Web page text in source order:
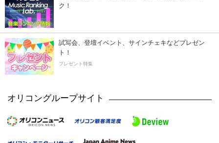
ク！
試写会、登壇イベント、サインチェキなどプレゼン
ト！
プレゼント特集
オリコングループサイト